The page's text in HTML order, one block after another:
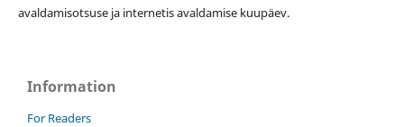
avaldamisotsuse ja internetis avaldamise kuupäev.
Information
For Readers